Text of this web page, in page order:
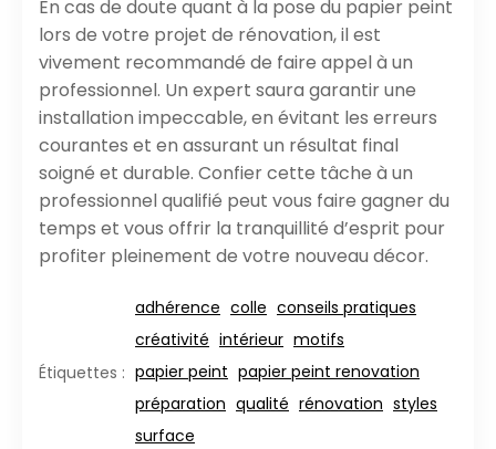
En cas de doute quant à la pose du papier peint
lors de votre projet de rénovation, il est
vivement recommandé de faire appel à un
professionnel. Un expert saura garantir une
installation impeccable, en évitant les erreurs
courantes et en assurant un résultat final
soigné et durable. Confier cette tâche à un
professionnel qualifié peut vous faire gagner du
temps et vous offrir la tranquillité d’esprit pour
profiter pleinement de votre nouveau décor.
Étiquettes :
adhérence colle conseils pratiques
créativité intérieur motifs
papier peint papier peint renovation
préparation qualité rénovation styles
surface